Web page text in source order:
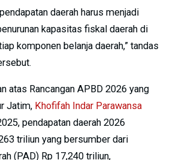
daerah harus menjadi
kapasitas fiskal daerah di
komponen belanja daerah,” tandas
atas Rancangan APBD 2026 yang
Jatim, Khofifah Indar Parawansa
pendapatan daerah 2026
triliun yang bersumber dari
(PAD) Rp 17,240 triliun,